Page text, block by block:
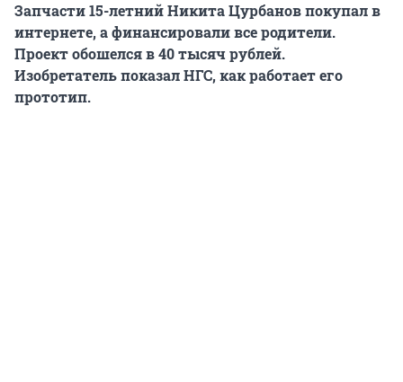
Запчасти 15-летний Никита Цурбанов покупал в
интернете, а финансировали все родители.
Проект обошелся в 40 тысяч рублей.
Изобретатель показал НГС, как работает его
прототип.